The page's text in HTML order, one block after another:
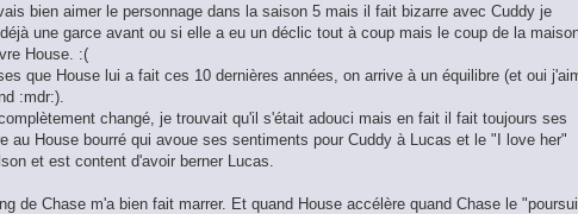
bien aimer le personnage dans la saison 5 mais il fait bizarre avec Cuddy je
une garce avant ou si elle a eu un déclic tout à coup mais le coup de la
House. :(
que House lui a fait ces 10 dernières années, on arrive à un équilibre (et oui
:mdr:).
changé, je trouvait qu'il s'était adouci mais en fait il fait toujours ses
au House bourré qui avoue ses sentiments pour Cuddy à Lucas et le "I love her"
et est content d'avoir berner Lucas.
de Chase m'a bien fait marrer. Et quand House accélère quand Chase le